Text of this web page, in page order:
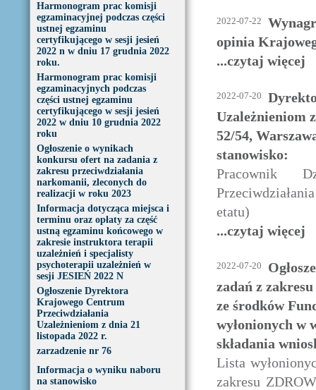
Harmonogram prac komisji
egzaminacyjnej podczas części
ustnej egzaminu
certyfikującego w sesji jesień
2022 n w dniu 17 grudnia 2022
roku.
Harmonogram prac komisji
egzaminacyjnych podczas
części ustnej egzaminu
certyfikującego w sesji jesień
2022 w dniu 10 grudnia 2022
roku
Ogłoszenie o wynikach
konkursu ofert na zadania z
zakresu przeciwdziałania
narkomanii, zleconych do
realizacji w roku 2023
Informacja dotycząca miejsca i
terminu oraz opłaty za część
ustną egzaminu końcowego w
zakresie instruktora terapii
uzależnień i specjalisty
psychoterapii uzależnień w
sesji JESIEŃ 2022 N
Ogłoszenie Dyrektora
Krajowego Centrum
Przeciwdziałania
Uzależnieniom z dnia 21
listopada 2022 r.
zarzadzenie nr 76
Informacja o wyniku naboru
na stanowisko
2022-07-22
opinia
...czytaj więcej
2022-07-20
Uzależnieniom
52/54,
stanowisko:
Pracownik
etatu)
...czytaj więcej
2022-07-20
zadań z
ze środków
wyłonionych w
składania
Lista
zakresu